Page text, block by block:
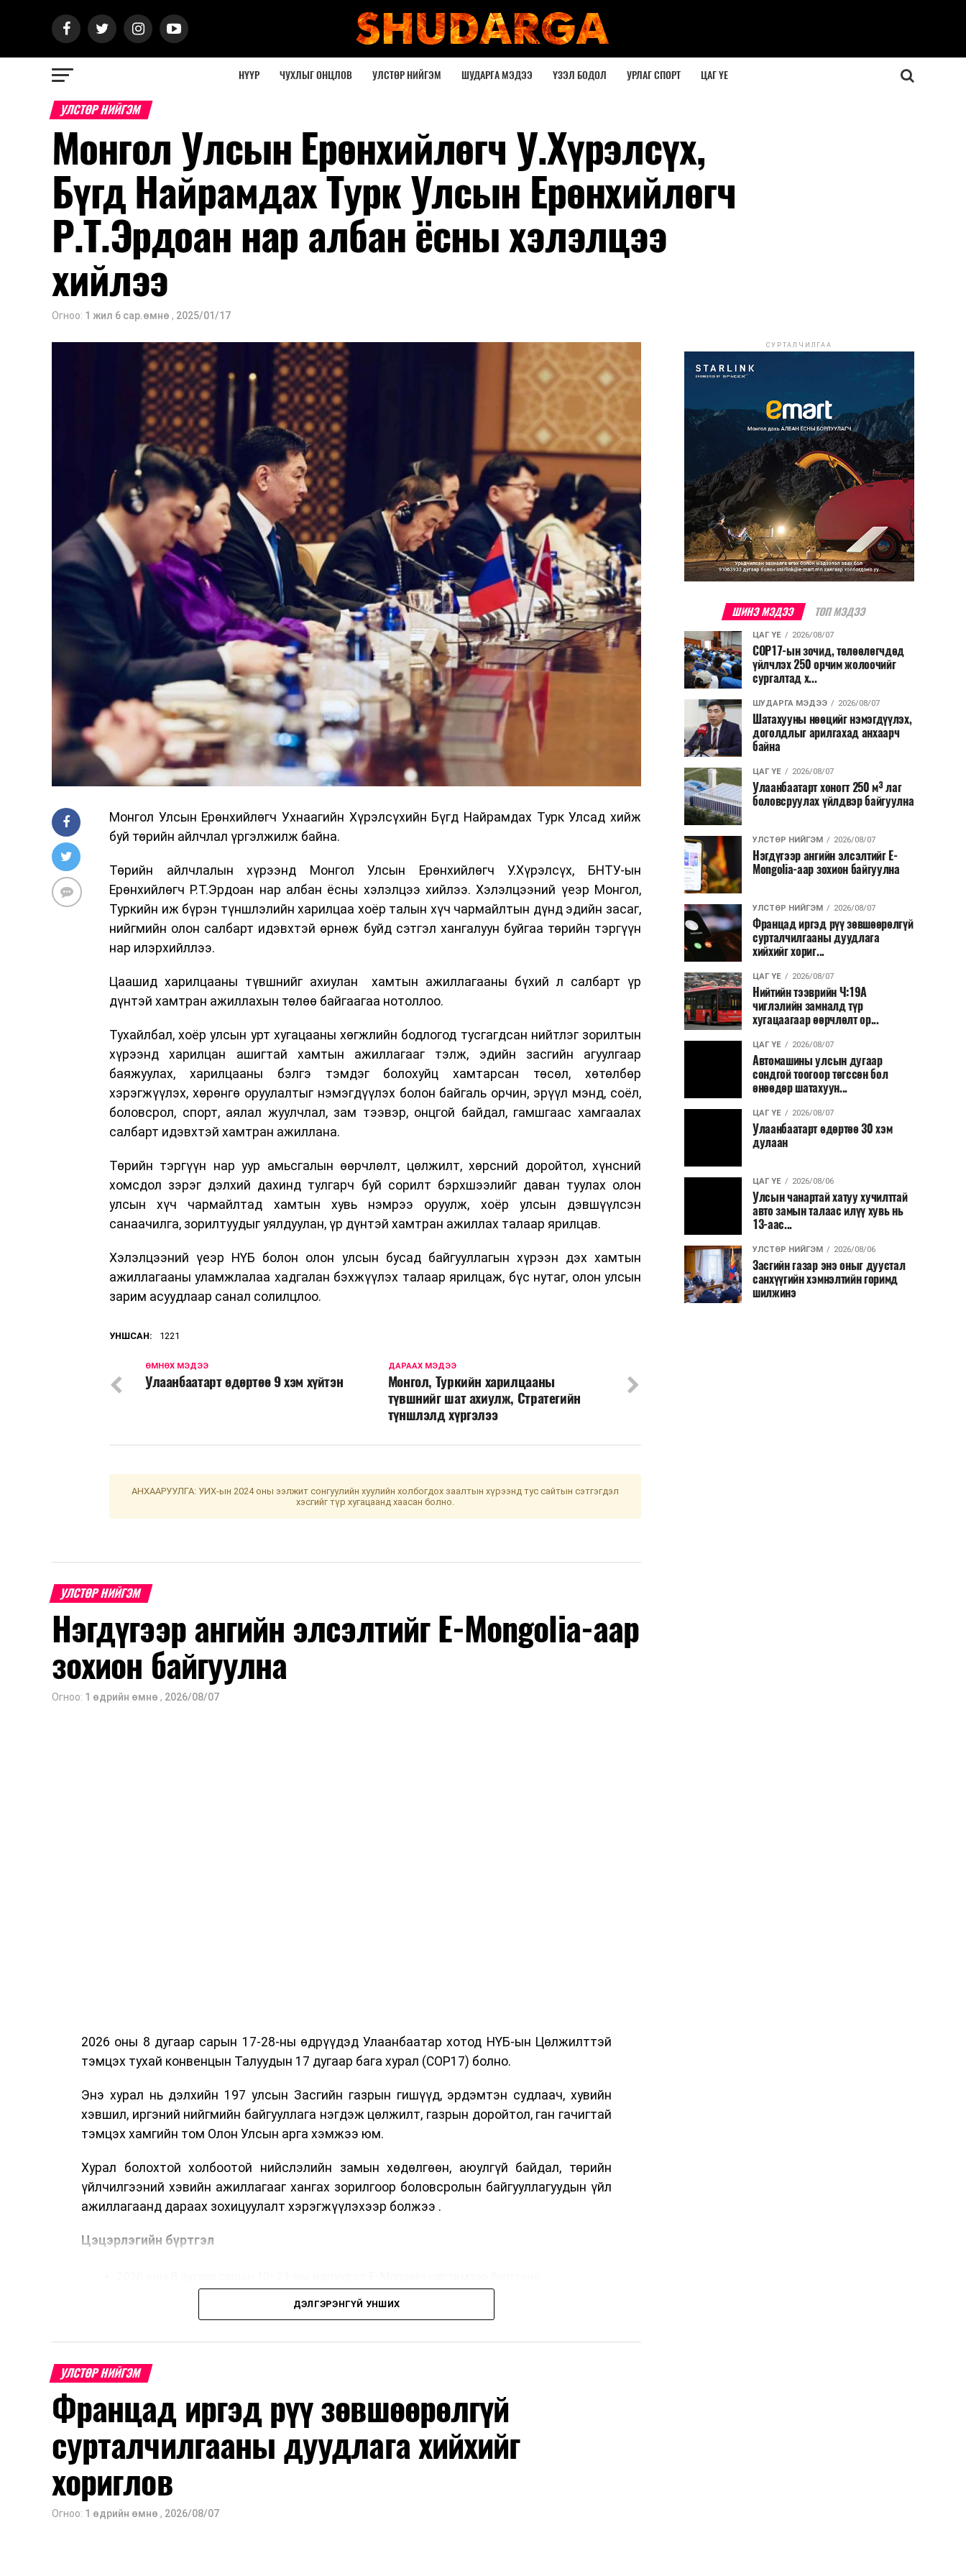
НҮҮР ЧУХЛЫГ ОНЦЛОВ УЛСТӨР НИЙГЭМ ШУДАРГА МЭДЭЭ ҮЗЭЛ БОДОЛ УРЛАГ СПОРТ ЦАГ ҮЕ
УЛСТӨР НИЙГЭМ
Монгол Улсын Ерөнхийлөгч У.Хүрэлсүх,
Бүгд Найрамдах Турк Улсын Ерөнхийлөгч
Р.Т.Эрдоан нар албан ёсны хэлэлцээ
хийлээ
Огноо: 1 жил 6 сар.өмнө , 2025/01/17
Монгол Улсын Ерөнхийлөгч Ухнаагийн Хүрэлсүхийн Бүгд Найрамдах Турк Улсад хийж
буй төрийн айлчлал үргэлжилж байна.
Төрийн айлчлалын хүрээнд Монгол Улсын Ерөнхийлөгч У.Хүрэлсүх, БНТУ-ын
Ерөнхийлөгч Р.Т.Эрдоан нар албан ёсны хэлэлцээ хийлээ. Хэлэлцээний үеэр Монгол,
Туркийн иж бүрэн түншлэлийн харилцаа хоёр талын хүч чармайлтын дүнд эдийн засаг,
нийгмийн олон салбарт идэвхтэй өрнөж буйд сэтгэл хангалуун буйгаа төрийн тэргүүн
нар илэрхийллээ.
Цаашид харилцааны түвшнийг ахиулан хамтын ажиллагааны бүхий л салбарт үр
дүнтэй хамтран ажиллахын төлөө байгаагаа нотоллоо.
Тухайлбал, хоёр улсын урт хугацааны хөгжлийн бодлогод тусгагдсан нийтлэг зорилтын
хүрээнд харилцан ашигтай хамтын ажиллагааг тэлж, эдийн засгийн агуулгаар
баяжуулах, харилцааны бэлгэ тэмдэг болохуйц хамтарсан төсөл, хөтөлбөр
хэрэгжүүлэх, хөрөнгө оруулалтыг нэмэгдүүлэх болон байгаль орчин, эрүүл мэнд, соёл,
боловсрол, спорт, аялал жуулчлал, зам тээвэр, онцгой байдал, гамшгаас хамгаалах
салбарт идэвхтэй хамтран ажиллана.
Төрийн тэргүүн нар уур амьсгалын өөрчлөлт, цөлжилт, хөрсний доройтол, хүнсний
хомсдол зэрэг дэлхий дахинд тулгарч буй сорилт бэрхшээлийг даван туулах олон
улсын хүч чармайлтад хамтын хувь нэмрээ оруулж, хоёр улсын дэвшүүлсэн
санаачилга, зорилтуудыг уялдуулан, үр дүнтэй хамтран ажиллах талаар ярилцав.
Хэлэлцээний үеэр НҮБ болон олон улсын бусад байгууллагын хүрээн дэх хамтын
ажиллагааны уламжлалаа хадгалан бэхжүүлэх талаар ярилцаж, бүс нутаг, олон улсын
зарим асуудлаар санал солилцлоо.
УНШСАН: 1221
ДАРААХ МЭДЭЭ
Монгол, Туркийн харилцааны
түвшнийг шат ахиулж, Стратегийн
түншлэлд хүргэлээ
ӨМНӨХ МЭДЭЭ
Улаанбаатарт өдөртөө 9 хэм хүйтэн
АНХААРУУЛГА: УИХ-ын 2024 оны ээлжит сонгуулийн хуулийн холбогдох заалтын хүрээнд тус сайтын сэтгэгдэл
хэсгийг түр хугацаанд хаасан болно.
УЛСТӨР НИЙГЭМ
Нэгдүгээр ангийн элсэлтийг E-Mongolia-аар
зохион байгуулна
Огноо: 1 өдрийн өмнө , 2026/08/07
2026 оны 8 дугаар сарын 17-28-ны өдрүүдэд Улаанбаатар хотод НҮБ-ын Цөлжилттэй
тэмцэх тухай конвенцын Талуудын 17 дугаар бага хурал (COP17) болно.
Энэ хурал нь дэлхийн 197 улсын Засгийн газрын гишүүд, эрдэмтэн судлаач, хувийн
хэвшил, иргэний нийгмийн байгууллага нэгдэж цөлжилт, газрын доройтол, ган гачигтай
тэмцэх хамгийн том Олон Улсын арга хэмжээ юм.
Хурал болохтой холбоотой нийслэлийн замын хөдөлгөөн, аюулгүй байдал, төрийн
үйлчилгээний хэвийн ажиллагааг хангах зорилгоор боловсролын байгууллагуудын үйл
ажиллагаанд дараах зохицуулалт хэрэгжүүлэхээр болжээ .
Цэцэрлэгийн бүртгэл
2026 оны 8 дугаар сарын 17–28-ны өдрүүдэд E-Mongolia системээр бүртгэнэ.
Энэ хугацаанд хүүхэд бүртгэх дэмжлэгийн баг сургуулиуд дээр ажиллахгүй.
2026 оны 9 дүгээр сарын 1-нээс цахимаар эхэлнэ.
2026 оны 9 дүгээр сарын 14-нөөс танхимаар үргэлжилнэ.
Оюутны дотуур байр
2026 оны 9 дүгээр сарын 13-наас оюутнуудыг дотуур байранд оруулж эхэлнэ.
ДЭЛГЭРЭНГҮЙ УНШИХ
УЛСТӨР НИЙГЭМ
Францад иргэд рүү зөвшөөрөлгүй
сурталчилгааны дуудлага хийхийг
хориглов
Огноо: 1 өдрийн өмнө , 2026/08/07
СУРТАЛЧИЛГАА
ШИНЭ МЭДЭЭ ТОП МЭДЭЭ
ЦАГ ҮЕ 2026/08/07
COP17-ын зочид, төлөөлөгчдөд
үйлчлэх 250 орчим жолоочийг
сургалтад х...
ШУДАРГА МЭДЭЭ 2026/08/07
Шатахууны нөөцийг нэмэгдүүлэх,
доголдлыг арилгахад анхаарч
байна
ЦАГ ҮЕ 2026/08/07
Улаанбаатарт хоногт 250 м³ лаг
боловсруулах үйлдвэр байгуулна
УЛСТӨР НИЙГЭМ 2026/08/07
Нэгдүгээр ангийн элсэлтийг E-
Mongolia-аар зохион байгуулна
УЛСТӨР НИЙГЭМ 2026/08/07
Францад иргэд рүү зөвшөөрөлгүй
сурталчилгааны дуудлага
хийхийг хориг...
ЦАГ ҮЕ 2026/08/07
Нийтийн тээврийн Ч:19А
чиглэлийн замналд түр
хугацаагаар өөрчлөлт ор...
ЦАГ ҮЕ 2026/08/07
Автомашины улсын дугаар
сондгой тоогоор төгссөн бол
өнөөдөр шатахуун...
ЦАГ ҮЕ 2026/08/07
Улаанбаатарт өдөртөө 30 хэм
дулаан
ЦАГ ҮЕ 2026/08/06
Улсын чанартай хатуу хучилттай
авто замын талаас илүү хувь нь
13-аас...
УЛСТӨР НИЙГЭМ 2026/08/06
Засгийн газар энэ оныг дуустал
санхүүгийн хэмнэлтийн горимд
шилжинэ